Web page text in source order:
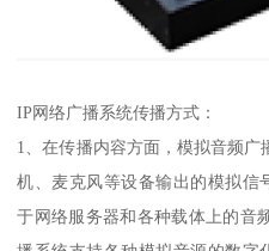
IP网络广播系统传播方式：
1、在传播内容方面，模拟音频
机、麦克风等设备输出的模拟信
于网络服务器和各种载体上的音